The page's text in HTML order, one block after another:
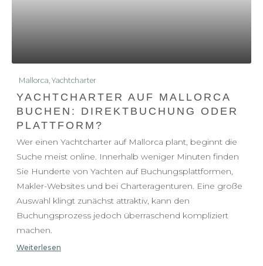
Mallorca, Yachtcharter
YACHTCHARTER AUF MALLORCA
BUCHEN: DIREKTBUCHUNG ODER
PLATTFORM?
Wer einen Yachtcharter auf Mallorca plant, beginnt die
Suche meist online. Innerhalb weniger Minuten finden
Sie Hunderte von Yachten auf Buchungsplattformen,
Makler-Websites und bei Charteragenturen. Eine große
Auswahl klingt zunächst attraktiv, kann den
Buchungsprozess jedoch überraschend kompliziert
machen.
Weiterlesen